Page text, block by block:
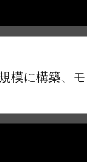
模に構築、